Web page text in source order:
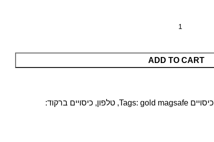
ADD TO CART
כיסויים Tags: gold magsafe
, טלפון, כיסויים ברקוד: